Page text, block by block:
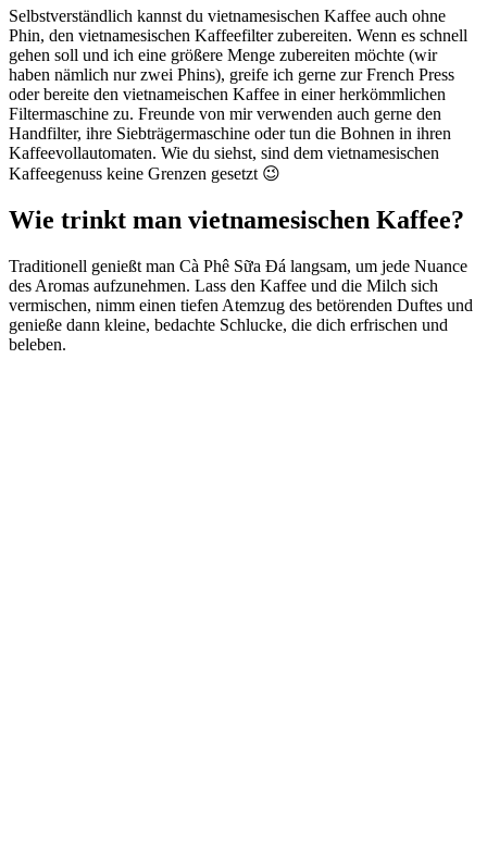
Selbstverständlich kannst du vietnamesischen Kaffee auch ohne
Phin, den vietnamesischen Kaffeefilter zubereiten. Wenn es schnell
gehen soll und ich eine größere Menge zubereiten möchte (wir
haben nämlich nur zwei Phins), greife ich gerne zur French Press
oder bereite den vietnameischen Kaffee in einer herkömmlichen
Filtermaschine zu. Freunde von mir verwenden auch gerne den
Handfilter, ihre Siebträgermaschine oder tun die Bohnen in ihren
Kaffeevollautomaten. Wie du siehst, sind dem vietnamesischen
Kaffeegenuss keine Grenzen gesetzt 😉
Wie trinkt man vietnamesischen Kaffee?
Traditionell genießt man Cà Phê Sữa Đá langsam, um jede Nuance
des Aromas aufzunehmen. Lass den Kaffee und die Milch sich
vermischen, nimm einen tiefen Atemzug des betörenden Duftes und
genieße dann kleine, bedachte Schlucke, die dich erfrischen und
beleben.